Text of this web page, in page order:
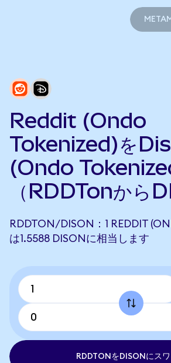
Reddit (Ondo
Tokenized)を
(Ondo
（RDDTonから
RDDTON/DISON：1 REDDIT
は1.5588 DISONに相当します
RDDTONをDISONにスワ